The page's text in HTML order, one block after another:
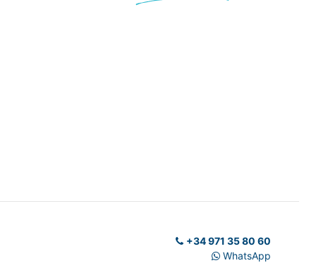
+34 971 35 80 60
WhatsApp